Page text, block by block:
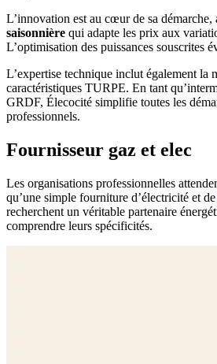
L’innovation est au cœur de sa démarche,
saisonnière qui adapte les prix aux
L’optimisation des puissances souscrites
L’expertise technique inclut également la
caractéristiques TURPE. En tant
GRDF, Élecocité simplifie toutes les
professionnels.
Fournisseur gaz et elec
Les organisations professionnelles
qu’une simple fourniture d’électricité et de
recherchent un véritable partenaire
comprendre leurs spécificités.